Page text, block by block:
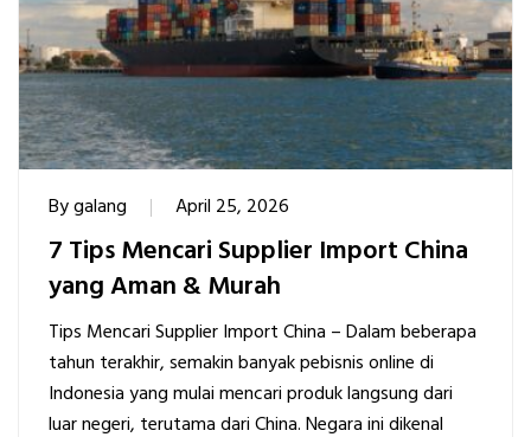
Bygalang April 25, 2026
7 Tips Mencari Supplier Import China
yang Aman & Murah
Tips Mencari Supplier Import China – Dalam beberapa
tahun terakhir, semakin banyak pebisnis online di
Indonesia yang mulai mencari produk langsung dari
luar negeri, terutama dari China. Negara ini dikenal